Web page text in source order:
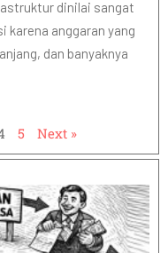
dinilai sangat
karena anggaran yang
dan banyaknya
5 Next »